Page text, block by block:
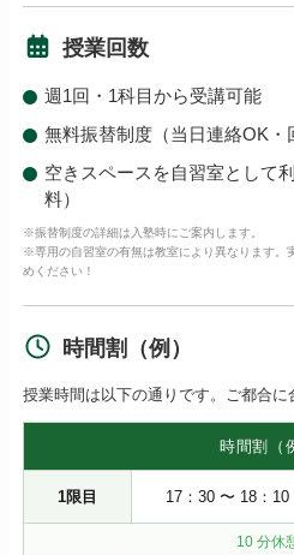
授業回数
週1回・1科目から受講可能
無料振替制度（当日連絡OK・
空きスペースを自習室として
料）
※振替制度の詳細は入塾時にご案内します。
※専用の自習室の有無は教室により異なります。
めください！
時間割（例）
授業時間は以下の通りです。ご都合に
時間割（
1限目 17：30 〜 18：10
10 分休